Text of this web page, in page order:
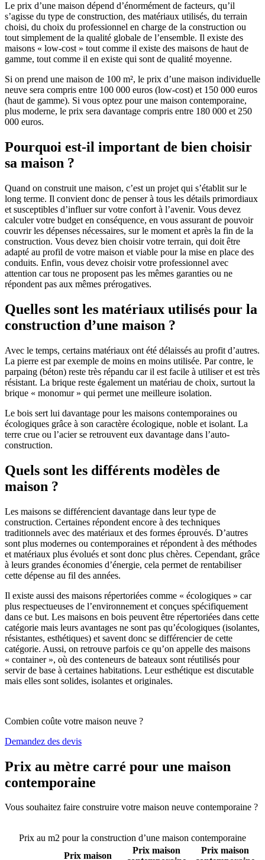
Le prix d’une maison dépend d’énormément de facteurs, qu’il
s’agisse du type de construction, des matériaux utilisés, du terrain
choisi, du choix du professionnel en charge de la construction ou
tout simplement de la qualité globale de l’ensemble. Il existe des
maisons « low-cost » tout comme il existe des maisons de haut de
gamme, tout comme il en existe qui sont de qualité moyenne.
Si on prend une maison de 100 m², le prix d’une maison individuelle
neuve sera compris entre 100 000 euros (low-cost) et 150 000 euros
(haut de gamme). Si vous optez pour une maison contemporaine,
plus moderne, le prix sera davantage compris entre 180 000 et 250
000 euros.
Pourquoi est-il important de bien choisir
sa maison ?
Quand on construit une maison, c’est un projet qui s’établit sur le
long terme. Il convient donc de penser à tous les détails primordiaux
et susceptibles d’influer sur votre confort à l’avenir. Vous devez
calculer votre budget en conséquence, en vous assurant de pouvoir
couvrir les dépenses nécessaires, sur le moment et après la fin de la
construction. Vous devez bien choisir votre terrain, qui doit être
adapté au profil de votre maison et viable pour la mise en place des
conduits. Enfin, vous devez choisir votre professionnel avec
attention car tous ne proposent pas les mêmes garanties ou ne
répondent pas aux mêmes prérogatives.
Quelles sont les matériaux utilisés pour la
construction d’une maison ?
Avec le temps, certains matériaux ont été délaissés au profit d’autres.
La pierre est par exemple de moins en moins utilisée. Par contre, le
parpaing (béton) reste très répandu car il est facile à utiliser et est très
résistant. La brique reste également un matériau de choix, surtout la
brique « monomur » qui permet une meilleure isolation.
Le bois sert lui davantage pour les maisons contemporaines ou
écologiques grâce à son caractère écologique, noble et isolant. La
terre crue ou l’acier se retrouvent eux davantage dans l’auto-
construction.
Quels sont les différents modèles de
maison ?
Les maisons se différencient davantage dans leur type de
construction. Certaines répondent encore à des techniques
traditionnels avec des matériaux et des formes éprouvés. D’autres
sont plus modernes ou contemporaines et répondent à des méthodes
et matériaux plus évolués et sont donc plus chères. Cependant, grâce
à leurs grandes économies d’énergie, cela permet de rentabiliser
cette dépense au fil des années.
Il existe aussi des maisons répertoriées comme « écologiques » car
plus respectueuses de l’environnement et conçues spécifiquement
dans ce but. Les maisons en bois peuvent être répertoriées dans cette
catégorie mais leurs avantages ne sont pas qu’écologiques (isolantes,
résistantes, esthétiques) et savent donc se différencier de cette
catégorie. Aussi, on retrouve parfois ce qu’on appelle des maisons
« container », où des conteneurs de bateaux sont réutilisés pour
servir de base à certaines habitations. Leur esthétique est discutable
mais elles sont solides, isolantes et originales.
Combien coûte votre maison neuve ?
Demandez des devis
Prix au mètre carré pour une maison
contemporaine
Vous souhaitez faire construire votre maison neuve contemporaine ?
Prix au m2 pour la construction d’une maison contemporaine
Prix maison
Prix maison
Prix maison